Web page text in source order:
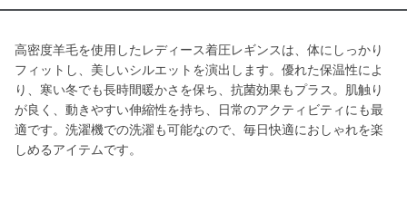
高密度羊毛を使用したレディース着圧レギンスは、体にしっかり
フィットし、美しいシルエットを演出します。優れた保温性によ
り、寒い冬でも長時間暖かさを保ち、抗菌効果もプラス。肌触り
が良く、動きやすい伸縮性を持ち、日常のアクティビティにも最
適です。洗濯機での洗濯も可能なので、毎日快適におしゃれを楽
しめるアイテムです。